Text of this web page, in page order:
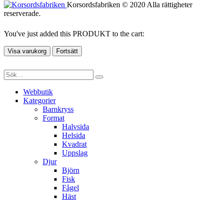
Korsordsfabriken © 2020 Alla rättigheter
reserverade.
You've just added this PRODUKT to the cart:
Visa varukorg Fortsätt
Webbutik
Kategorier
Barnkryss
Format
Halvsida
Helsida
Kvadrat
Uppslag
Djur
Björn
Fisk
Fågel
Häst